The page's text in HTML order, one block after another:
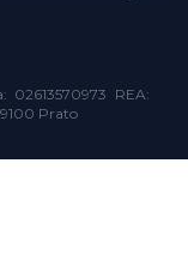
02613570973 REA:
Prato